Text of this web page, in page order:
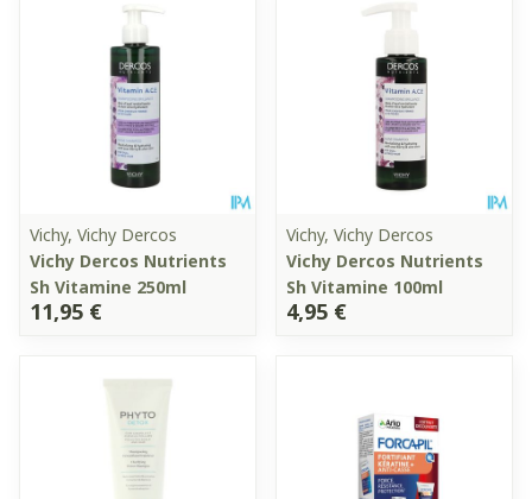
Vichy, Vichy Dercos
Vichy Dercos Nutrients
Sh Vitamine 250ml
11,95 €
Vichy, Vichy Dercos
Vichy Dercos Nutrients
Sh Vitamine 100ml
4,95 €